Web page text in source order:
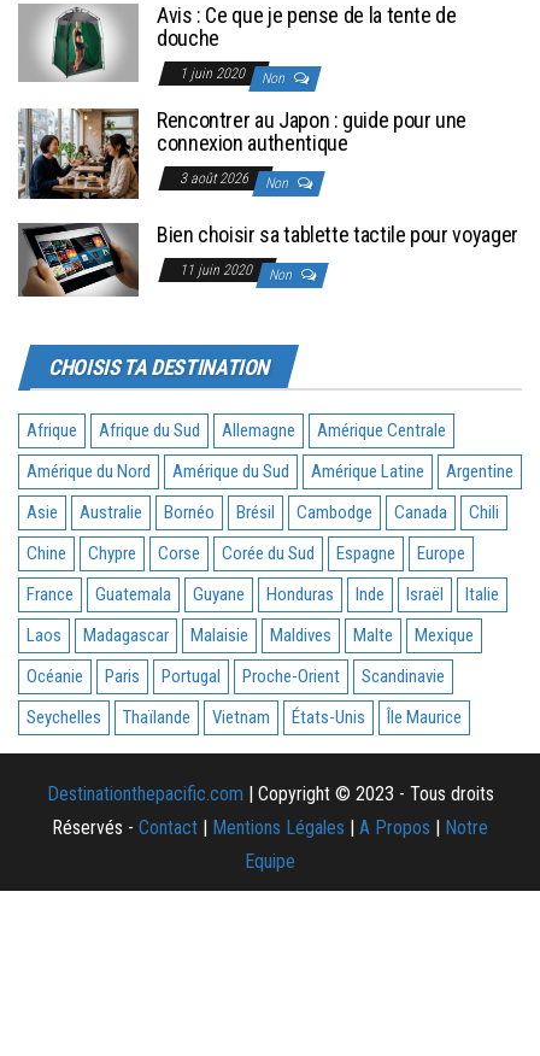
Avis : Ce que je pense de la tente de
douche
1 juin 2020 Non
Rencontrer au Japon : guide pour une
connexion authentique
3 août 2026 Non
Bien choisir sa tablette tactile pour voyager
11 juin 2020 Non
CHOISIS TA DESTINATION
Afrique Afrique du Sud Allemagne
Amérique Centrale
Amérique du Nord
Amérique du Sud Amérique Latine
Argentine
Asie
Australie Bornéo Brésil Cambodge Canada
Chili
Chine
Chypre Corse Corée du Sud Espagne
Europe
France
Guatemala Guyane Honduras Inde Israël
Italie
Laos
Madagascar Malaisie Maldives Malte
Mexique
Océanie
Paris Portugal Proche-Orient
Scandinavie
Seychelles
Thaïlande Vietnam États-Unis Île Maurice
Destinationthepacific.com | Copyright © 2023 - Tous droits
Réservés - Contact Mentions Légales A Propos
Notre
Equipe